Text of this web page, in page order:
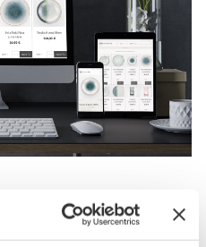
italianissima. Alla ricerca
attività ci ha contattati per